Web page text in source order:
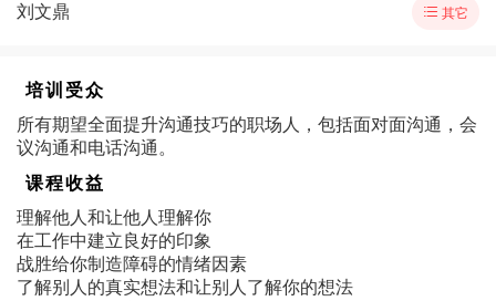
刘文鼎  其它
培训受众
所有期望全面提升沟通技巧的职场人，包括面对面沟通，会
议沟通和电话沟通。
课程收益
理解他人和让他人理解你
在工作中建立良好的印象
战胜给你制造障碍的情绪因素
了解别人的真实想法和让别人了解你的想法